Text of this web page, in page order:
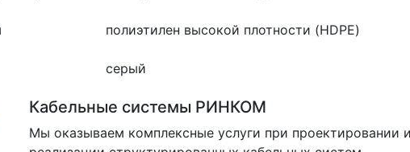
полиэтилен высокой плотности (HDPE)
серый
Кабельные системы РИНКОМ
Мы оказываем комплексные услуги при проектировании и